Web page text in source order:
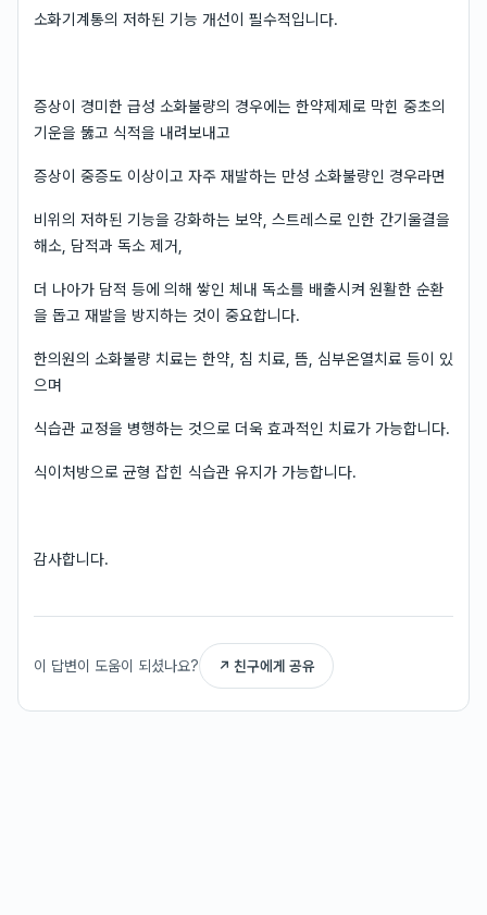
소화기계통의 저하된 기능 개선이 필수적입니다.
증상이 경미한 급성 소화불량의 경우에는 한약제제로 막힌 중초의
기운을 뚫고 식적을 내려보내고
증상이 중증도 이상이고 자주 재발하는 만성 소화불량인 경우라면
비위의 저하된 기능을 강화하는 보약, 스트레스로 인한 간기울결을
해소, 담적과 독소 제거,
더 나아가 담적 등에 의해 쌓인 체내 독소를 배출시켜 원활한 순환
을 돕고 재발을 방지하는 것이 중요합니다.
한의원의 소화불량 치료는 한약, 침 치료, 뜸, 심부온열치료 등이 있
으며
식습관 교정을 병행하는 것으로 더욱 효과적인 치료가 가능합니다.
식이처방으로 균형 잡힌 식습관 유지가 가능합니다.
감사합니다.
이 답변이 도움이 되셨나요? ↗ 친구에게 공유